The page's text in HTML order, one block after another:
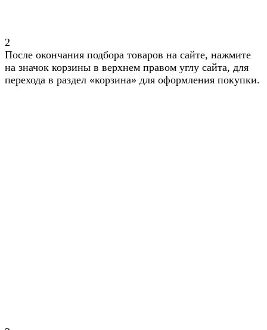
2
После окончания подбора товаров на сайте, нажмите
на значок корзины в верхнем правом углу сайта, для
перехода в раздел «корзина» для оформления покупки.